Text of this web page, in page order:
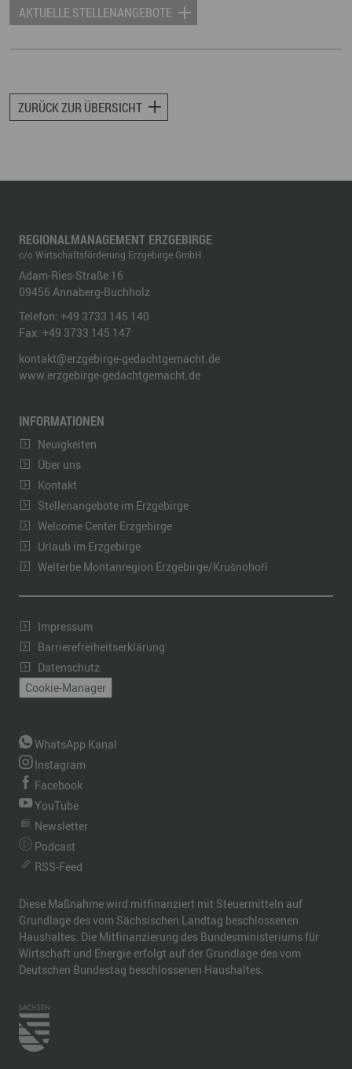
AKTUELLE STELLENANGEBOTE
ZURÜCK ZUR ÜBERSICHT
REGIONALMANAGEMENT ERZGEBIRGE
c/o Wirtschaftsförderung Erzgebirge GmbH
Adam-Ries-Straße 16
09456 Annaberg-Buchholz
Telefon: +49 3733 145 140
Fax: +49 3733 145 147
kontakt@erzgebirge-gedachtgemacht.de
www.erzgebirge-gedachtgemacht.de
INFORMATIONEN
Neuigkeiten
Über uns
Kontakt
Stellenangebote im Erzgebirge
Welcome Center Erzgebirge
Urlaub im Erzgebirge
Welterbe Montanregion Erzgebirge/Krušnohoří
Impressum
Barrierefreiheitserklärung
Datenschutz
Cookie-Manager
WhatsApp Kanal
Instagram
Facebook
YouTube
Newsletter
Podcast
RSS-Feed
Diese Maßnahme wird mitfinanziert mit Steuermitteln auf
Grundlage des vom Sächsischen Landtag beschlossenen
Haushaltes. Die Mitfinanzierung des Bundesministeriums für
Wirtschaft und Energie erfolgt auf der Grundlage des vom
Deutschen Bundestag beschlossenen Haushaltes.